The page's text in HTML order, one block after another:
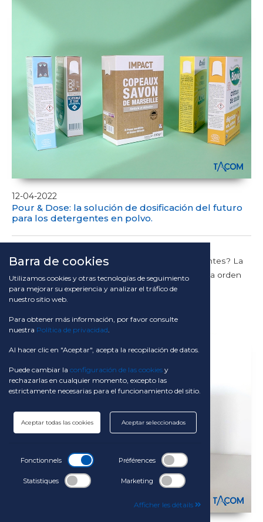
12-04-2022
Pour & Dose: la solución de dosificación del futuro
para los detergentes en polvo.
¿En qué dirección va el mercado de los detergentes? La
sostenibilidad medioambiental es ya un tema a la orden
del día. Cada vez con más fuerza,...
Barra de cookies
Utilizamos cookies y otras tecnologías de seguimiento
para mejorar su experiencia y analizar el tráfico de
nuestro sitio web.
Para obtener más información, por favor consulte
nuestra Política de privacidad.
Al hacer clic en "Aceptar", acepta la recopilación de datos.
Puede cambiar la configuración de las cookies y
rechazarlas en cualquier momento, excepto las
estrictamente necesarias para el funcionamiento del sitio.
Aceptar todas las cookies Aceptar seleccionados
Fonctionnels Préférences
Statistiques Marketing
Afficher les détails